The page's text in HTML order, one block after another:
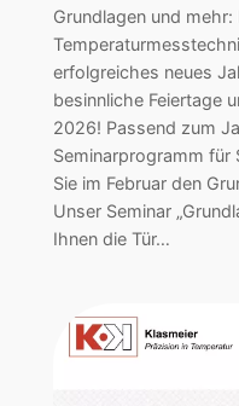
Grundlagen und
erfolgreiches neues
besinnliche Feiertage
2026! Passend zum
Seminarprogramm für
Sie im Februar den
Unser Seminar
Ihnen die Tür…